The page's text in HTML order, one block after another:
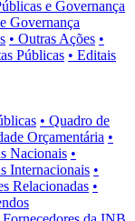
e Governança
Governança
• Outras Ações •
Públicas • Editais
• Quadro de
Orçamentária •
Nacionais •
Internacionais •
Relacionadas •